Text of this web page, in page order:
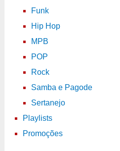
Funk
Hip Hop
MPB
POP
Rock
Samba e Pagode
Sertanejo
Playlists
Promoções